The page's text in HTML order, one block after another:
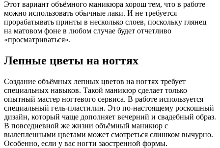
Этот вариант объёмного маникюра хорош тем, что в работе
можно использовать обычные лаки. И не требуется
прорабатывать принты в несколько слоев, поскольку глянец
на матовом фоне в любом случае будет отчетливо
«просматриваться».
Лепные цветы на ногтях
Создание объёмных лепных цветов на ногтях требует
специальных навыков. Такой маникюр сделает только
опытный мастер ногтевого сервиса. В работе используется
специальный гель-пластилин. Это по-настоящему роскошный
дизайн, который чаще дополняет вечерний и свадебный образ.
В повседневной же жизни объёмный маникюр с
вылепленными цветами может смотреться слишком вычурно.
Особенно, если у вас ногти заостренной формы.